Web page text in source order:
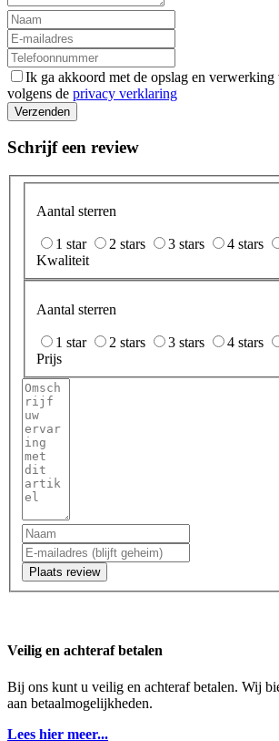
Ik ga akkoord met de opslag en verwerking
volgens de privacy verklaring
Verzenden
Schrijf een review
Aantal sterren
1 star 2 stars 3 stars 4 stars
Kwaliteit
Aantal sterren
1 star 2 stars 3 stars 4 stars
Prijs
Plaats review
Veilig en achteraf betalen
Bij ons kunt u veilig en achteraf betalen. Wij
aan betaalmogelijkheden.
Lees hier meer...